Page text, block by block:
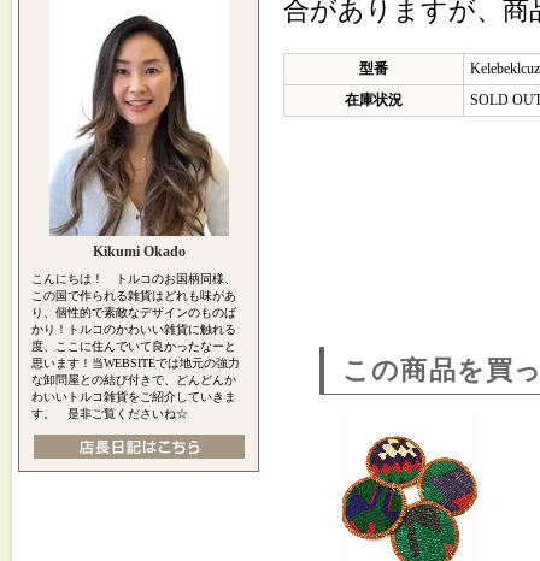
Kikumi Okado
こんにちは！ トルコのお国柄同様、
この国で作られる雑貨はどれも味があ
り、個性的で素敵なデザインのものば
かり！トルコのかわいい雑貨に触れる
度、ここに住んでいて良かったなーと
思います！当WEBSITEでは地元の強力
な卸問屋との結び付きで、どんどんか
わいいトルコ雑貨をご紹介していきま
す。 是非ご覧くださいね☆
合がありますが、商
型番
在庫状況
SOLD
この商品を買